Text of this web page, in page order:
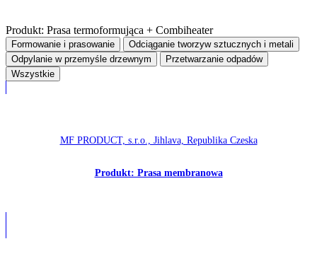
Produkt: Prasa termoformująca + Combiheater
Formowanie i prasowanie
Odciąganie tworzyw sztucznych i metali
Odpylanie w przemyśle drzewnym
Przetwarzanie odpadów
Wszystkie
MF PRODUCT, s.r.o., Jihlava, Republika Czeska
Produkt: Prasa membranowa